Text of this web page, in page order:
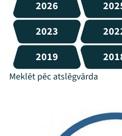
2026
2023
2019